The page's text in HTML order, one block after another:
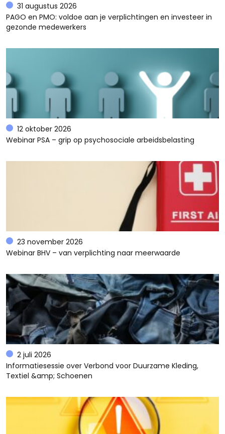
31 augustus 2026
PAGO en PMO: voldoe aan je verplichtingen en investeer in
gezonde medewerkers
12 oktober 2026
Webinar PSA – grip op psychosociale arbeidsbelasting
23 november 2026
Webinar BHV – van verplichting naar meerwaarde
2 juli 2026
Informatiesessie over Verbond voor Duurzame Kleding,
Textiel &amp; Schoenen